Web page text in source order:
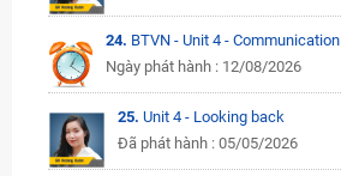
24. BTVN - Unit 4 - Communication
Ngày phát hành : 12/08/2026
25. Unit 4 - Looking back
Đã phát hành : 05/05/2026